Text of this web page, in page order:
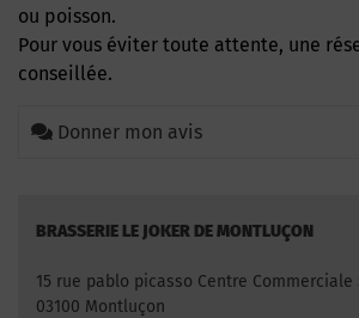
ou poisson.
Pour vous éviter toute attente, une
conseillée.
Donner mon avis
BRASSERIE LE JOKER DE MONTLUÇON
15 rue pablo picasso Centre Commerciale
03100 Montluçon